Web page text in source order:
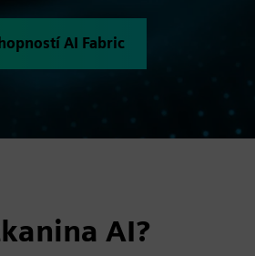
AI Fabric
AI?